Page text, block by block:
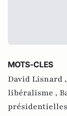
MOTS-CLES
David Lisnard ,
libéralisme ,
présidentielles